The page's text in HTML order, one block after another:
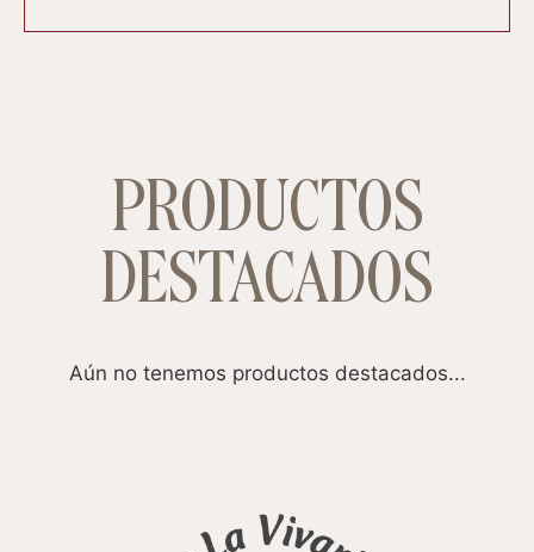
PRODUCTOS
DESTACADOS
Aún no tenemos productos destacados...